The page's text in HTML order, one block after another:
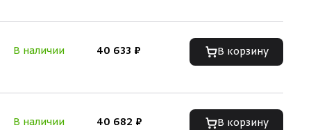
В наличии 40 633 ₽ В корзину
В наличии 40 682 ₽ В корзину